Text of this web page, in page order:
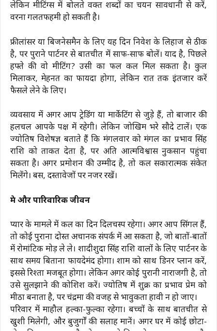
लेकिन मीटिंग्स में बोलते वक्त शब्दों का चयन सावधानी से करें,
वरना गलतफहमी हो सकती है।
फ्रीलांसर या बिजनेसमैन के लिए यह दिन निवेश के लिहाज से ठीक
है, पर पुराने पार्टनर से बातचीत में साफ-साफ बोलें। याद है, पिछले
हफ्ते की वो मीटिंग? उसी का फल कल मिल सकता है। कुल
मिलाकर, मेहनत का फायदा होगा, लेकिन रात तक इंतजार करें
फैसले लेने के लिए।
व्यवसाय में अगर आप ट्रेडिंग या मार्केटिंग से जुड़े हैं, तो बाजार की
हलचल आपके पक्ष में रहेगी। लेकिन जोखिम भरे सौदे टालें। एक
ज्योतिष विशेषज्ञ बताते हैं कि मंगलवार को मंगल का प्रभाव सिंह
राशि को ताकत देता है, पर अति आत्मविश्वास नुकसान पहुंचा
सकता है। अगर प्रमोशन की उम्मीद है, तो कल सकारात्मक संकेत
मिलेंगे। बस, दस्तावेजों पर नजर रखें।
प्रेम और पारिवारिक जीवन
प्यार के मामले में कल का दिन दिलचस्प रहेगा। अगर आप सिंगल हैं,
तो कोई पुराना दोस्त अचानक संपर्क में आ सकता है, जो बातों-बातों
में रोमांटिक मोड़ ले ले। शादीशुदा सिंह राशि वालों के लिए पार्टनर के
साथ समय बिताना फायदेमंद होगा। शाम को साथ डिनर प्लान करें,
इससे रिश्ता मजबूत होगा। लेकिन अगर कोई पुरानी नाराजगी है, तो
उसे सुलझाने की कोशिश करें। ज्योतिष में शुक्र का प्रभाव प्रेम को
मीठा बनाता है, पर चंद्रमा की वजह से भावुकता हावी न हो जाए।
परिवार में माहौल हल्का-फुल्का रहेगा। बच्चों के साथ बातचीत से
खुशी मिलेगी, और बुजुर्गों की सलाह मानें। अगर घर में कोई छोटा-